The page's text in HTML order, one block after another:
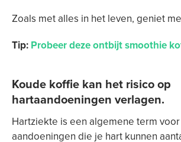
Zoals met alles in het leven, geniet
Tip: Probeer deze ontbijt smoothie
Koude koffie kan het risico op
hartaandoeningen verlagen.
Hartziekte is een algemene term
aandoeningen die je hart kunnen